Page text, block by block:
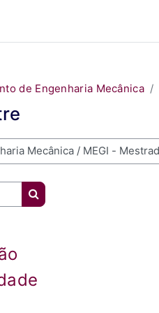
de Engenharia Mecânica
Pesquisar disciplinas